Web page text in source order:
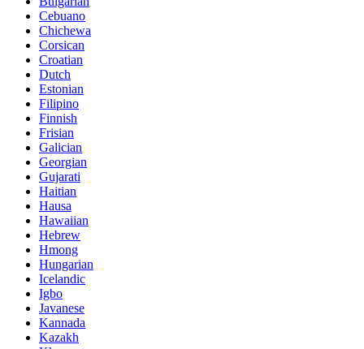
Cebuano
Chichewa
Corsican
Croatian
Dutch
Estonian
Filipino
Finnish
Frisian
Galician
Georgian
Gujarati
Haitian
Hausa
Hawaiian
Hebrew
Hmong
Hungarian
Icelandic
Igbo
Javanese
Kannada
Kazakh